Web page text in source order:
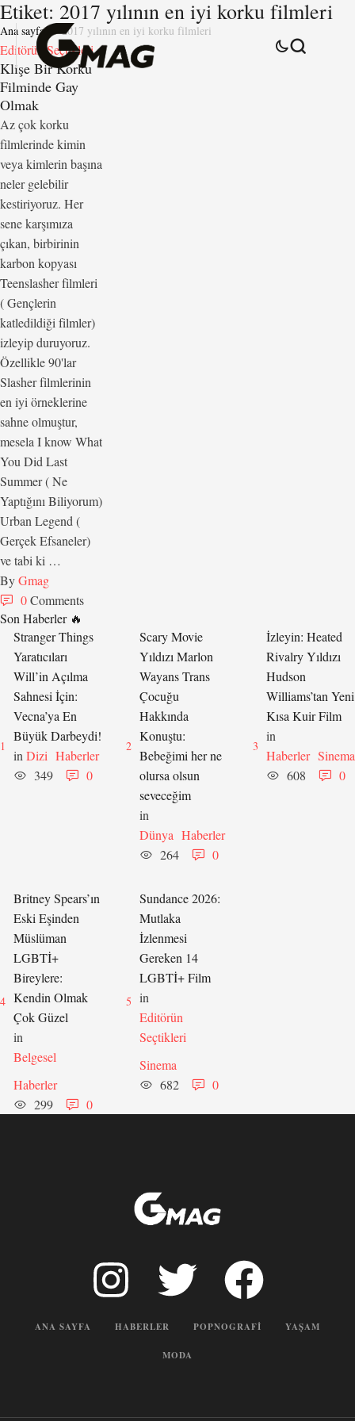
Etiket: 2017 yılının en iyi korku filmleri
Ana sayfa 2017 yılının en iyi korku filmleri
Editörün Seçtikleri
Klişe Bir Korku
Filminde Gay
Olmak
Az çok korku
filmlerinde kimin
veya kimlerin başına
neler gelebilir
kestiriyoruz. Her
sene karşımıza
çıkan, birbirinin
karbon kopyası
Teenslasher filmleri
( Gençlerin
katledildiği filmler)
izleyip duruyoruz.
Özellikle 90'lar
Slasher filmlerinin
en iyi örneklerine
sahne olmuştur,
mesela I know What
You Did Last
Summer ( Ne
Yaptığını Biliyorum)
Urban Legend (
Gerçek Efsaneler)
ve tabi ki …
By Gmag
0 Comments
Son Haberler 🔥
1
Stranger Things
Yaratıcıları
Will’in Açılma
Sahnesi İçin:
Vecna’ya En
Büyük Darbeydi!
in Dizi Haberler
349
0
2
Scary Movie
Yıldızı Marlon
Wayans Trans
Çocuğu
Hakkında
Konuştu:
Bebeğimi her ne
olursa olsun
seveceğim
in
Dünya Haberler
264
0
3
İzleyin: Heated
Rivalry Yıldızı
Hudson
Williams’tan Yeni
Kısa Kuir Film
in
Haberler Sinema
608
0
4
Britney Spears’ın
Eski Eşinden
Müslüman
LGBTİ+
Bireylere:
Kendin Olmak
Çok Güzel
in
Belgesel
Haberler
299
0
5
Sundance 2026:
Mutlaka
İzlenmesi
Gereken 14
LGBTİ+ Film
in
Editörün
Seçtikleri
Sinema
682
0
ANA SAYFA HABERLER POPNOGRAFI YAŞAM
MODA